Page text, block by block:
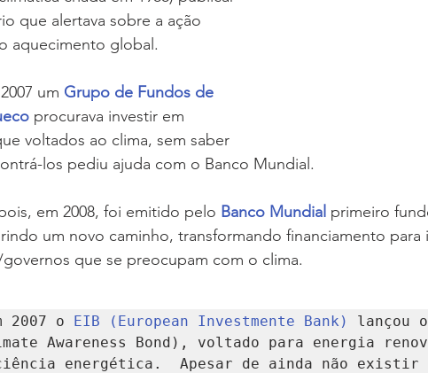
que alertava sobre a ação
aquecimento global.
um Grupo de Fundos de
procurava investir em
voltados ao clima, sem saber
los pediu ajuda com o Banco Mundial.
em 2008, foi emitido pelo Banco Mundial primeiro
um novo caminho, transformando financiamento para
que se preocupam com o clima.
2007 o EIB (European Investmente Bank)
lançou o
Awareness Bond), voltado para energia
energética.  Apesar de ainda não existir